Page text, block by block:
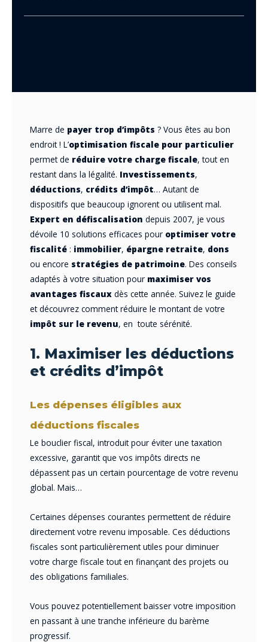
Marre de payer trop d’impôts ? Vous êtes au bon
endroit ! L’optimisation fiscale pour particulier
permet de réduire votre charge fiscale, tout en
restant dans la légalité. Investissements,
déductions, crédits d’impôt… Autant de
dispositifs que beaucoup ignorent ou utilisent mal.
Expert en défiscalisation depuis 2007, je vous
dévoile 10 solutions efficaces pour optimiser votre
fiscalité : immobilier, épargne retraite, dons
ou encore stratégies de patrimoine. Des conseils
adaptés à votre situation pour maximiser vos
avantages fiscaux dès cette année. Suivez le guide
et découvrez comment réduire le montant de votre
impôt sur le revenu, en toute sérénité.
1. Maximiser les déductions
et crédits d’impôt
Les dépenses éligibles aux
déductions fiscales
Le bouclier fiscal, introduit pour éviter une taxation
excessive, garantit que vos impôts directs ne
dépassent pas un certain pourcentage de votre revenu
global. Mais…
Certaines dépenses courantes permettent de réduire
directement votre revenu imposable. Ces déductions
fiscales sont particulièrement utiles pour diminuer
votre charge fiscale tout en finançant des projets ou
des obligations familiales.
Vous pouvez potentiellement baisser votre imposition
en passant à une tranche inférieure du barème
progressif.